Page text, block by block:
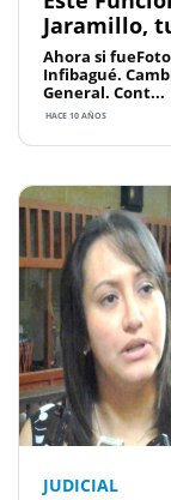
Jaramillo,
Ahora si
Infibagué.
General. Cont...
HACE 10 AÑOS
JUDICIAL